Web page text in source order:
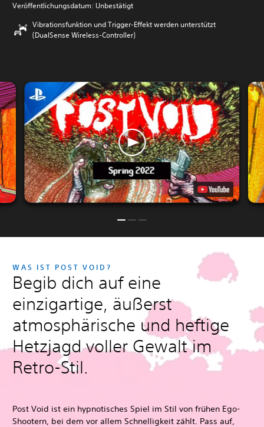
Veröffentlichungsdatum: Unbestätigt
Vibrationsfunktion und Trigger-Effekt werden unterstützt
(DualSense Wireless-Controller)
WAS IST POST VOID?
Begib dich auf eine
einzigartige, äußerst
atmosphärische und heftige
Hetzjagd voller Gewalt im
Retro-Stil.
Post Void ist ein hypnotisches Spiel im Stil von frühen Ego-
Shootern, bei dem vor allem Schnelligkeit zählt. Pass auf,